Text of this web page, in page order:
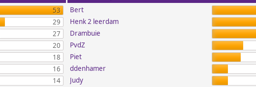
53
29
27
20
18
16
14
Bert
Henk 2 leerdam
Drambuie
PvdZ
Piet
ddenhamer
Judy